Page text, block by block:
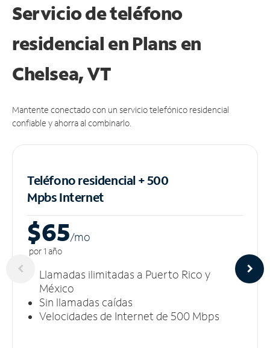
Servicio de teléfono
residencial en Plans en
Chelsea, VT
Mantente conectado con un servicio telefónico residencial
confiable y ahorra al combinarlo.
Teléfono residencial + 500
MpbsInternet
$65/mo
por 1 año
Llamadas ilimitadas a Puerto Rico y
México
Sin llamadas caídas
Velocidades de Internet de 500 Mbps